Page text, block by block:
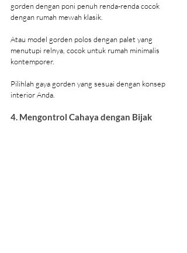
gorden dengan poni penuh renda-renda cocok
dengan rumah mewah klasik.
Atau model gorden polos dengan palet yang
menutupi relnya, cocok untuk rumah minimalis
kontemporer.
Pilihlah gaya gorden yang sesuai dengan konsep
interior Anda.
4. Mengontrol Cahaya dengan Bijak